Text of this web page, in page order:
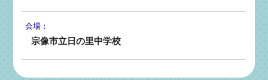
会場：
宗像市立日の里中学校